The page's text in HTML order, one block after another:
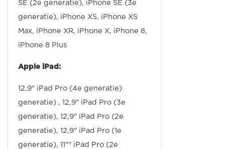
SE (2e generatie), iPhone SE (3e
generatie), iPhone XS, iPhone XS
Max, iPhone XR, iPhone X, iPhone 8,
iPhone 8 Plus
Apple iPad:
12,9" iPad Pro (4e generatie)
generatie) , 12,9" iPad Pro (3e
generatie), 12,9" iPad Pro (2e
generatie), 12,9" iPad Pro (1e
generatie), 11"" iPad Pro (2e